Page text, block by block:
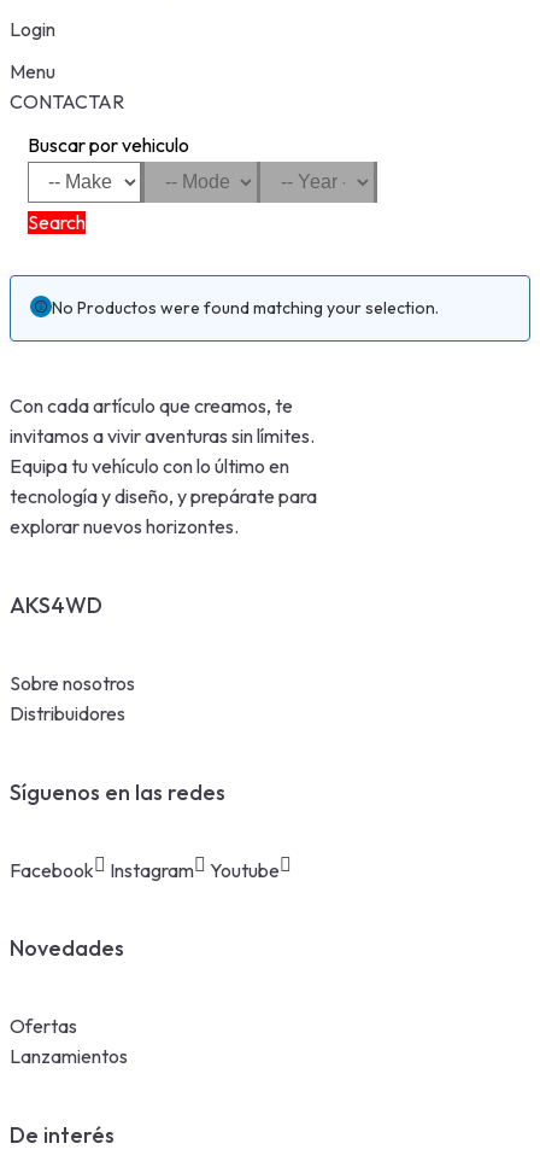
Login
Menu
CONTACTAR
Buscar por vehiculo
Search
No Productos were found matching your selection.
Con cada artículo que creamos, te
invitamos a vivir aventuras sin límites.
Equipa tu vehículo con lo último en
tecnología y diseño, y prepárate para
explorar nuevos horizontes.
AKS4WD
Sobre nosotros
Distribuidores
Síguenos en las redes
Facebook Instagram Youtube
Novedades
Ofertas
Lanzamientos
De interés